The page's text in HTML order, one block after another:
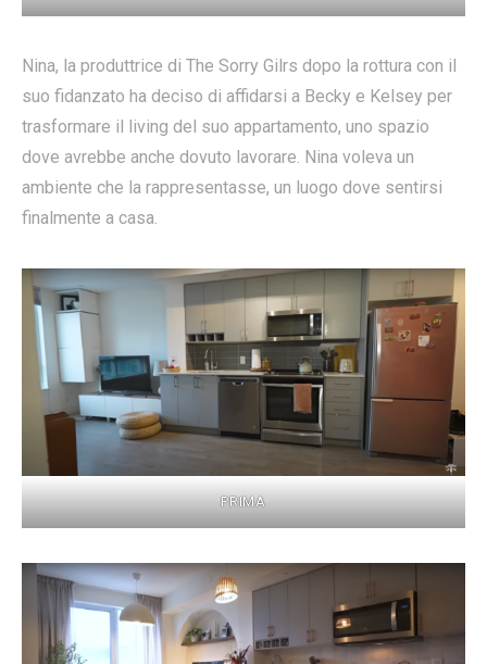
Nina, la produttrice di The Sorry Gilrs dopo la rottura con il
suo fidanzato ha deciso di affidarsi a Becky e Kelsey per
trasformare il living del suo appartamento, uno spazio
dove avrebbe anche dovuto lavorare. Nina voleva un
ambiente che la rappresentasse, un luogo dove sentirsi
finalmente a casa.
PRIMA